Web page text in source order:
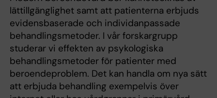
lättillgänglighet samt att patienterna erbjuds
evidensbaserade och individanpassade
behandlingsmetoder. I vår forskargrupp
studerar vi effekten av psykologiska
behandlingsmetoder för patienter med
beroendeproblem. Det kan handla om nya sätt
att erbjuda behandling exempelvis över